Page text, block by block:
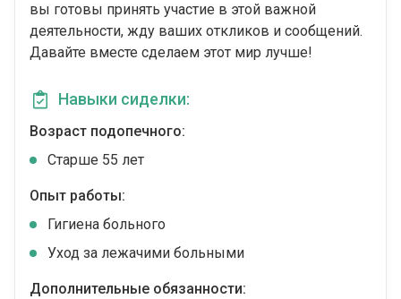
вы готовы принять участие в этой важной
деятельности, жду ваших откликов и сообщений.
Давайте вместе сделаем этот мир лучше!
Навыки сиделки:
Возраст подопечного:
Cтарше 55 лет
Опыт работы:
Гигиена больного
Уход за лежачими больными
Дополнительные обязанности: